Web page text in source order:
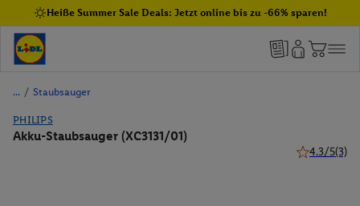
Heiße Summer Sale Deals: Jetzt online bis zu -66% sparen!
/ Staubsauger
PHILIPS
Akku-Staubsauger (XC3131/01)
4.3/5(3)